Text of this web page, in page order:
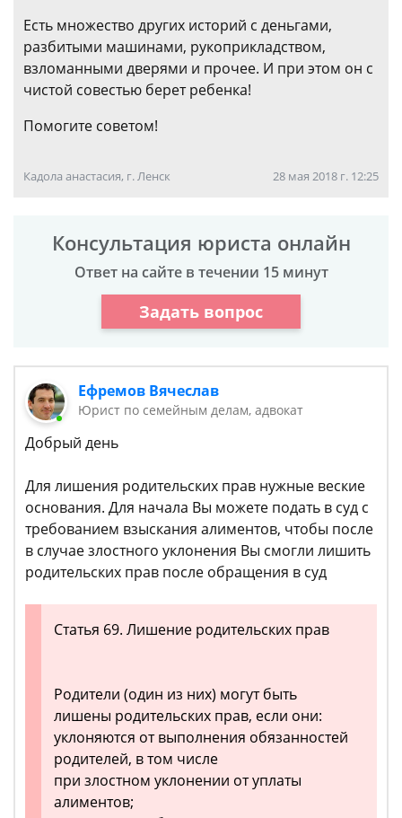
Есть множество других историй с деньгами,
разбитыми машинами, рукоприкладством,
взломанными дверями и прочее. И при этом он с
чистой совестью берет ребенка!
Помогите советом!
Кадола анастасия, г. Ленск 28 мая 2018 г. 12:25
Консультация юриста онлайн
Ответ на сайте в течении 15 минут
Задать вопрос
Ефремов Вячеслав
Юрист по семейным делам, адвокат
Добрый день
Для лишения родительских прав нужные веские
основания. Для начала Вы можете подать в суд с
требованием взыскания алиментов, чтобы после
в случае злостного уклонения Вы смогли лишить
родительских прав после обращения в суд
Статья 69. Лишение родительских прав
Родители (один из них) могут быть
лишены родительских прав, если они:
уклоняются от выполнения обязанностей
родителей, в том числе
при злостном уклонении от уплаты
алиментов;